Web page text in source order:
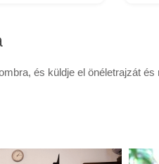
és küldje el önéletrajzát